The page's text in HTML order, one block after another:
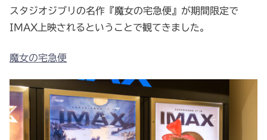
スタジオジブリの名作『魔女の宅急便』が期間限定で
IMAX上映されるということで観てきました。
魔女の宅急便